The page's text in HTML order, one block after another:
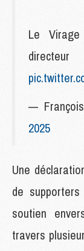
Le
—
2025
Une
de
soutien
travers